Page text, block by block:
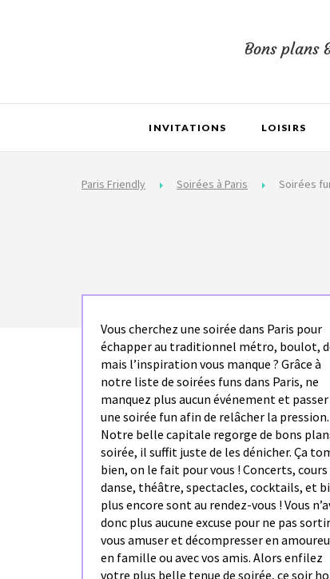
Bons plans
INVITATIONS LOISIRS
Paris Friendly Soirées à Paris Soirées
Vous cherchez une soirée dans Paris pour
échapper au traditionnel métro, boulot,
mais l’inspiration vous manque ? Grâce à
notre liste de soirées funs dans Paris, ne
manquez plus aucun événement et passer
une soirée fun afin de relâcher la pression.
Notre belle capitale regorge de bons
soirée, il suffit juste de les dénicher. Ça
bien, on le fait pour vous ! Concerts, cours
danse, théâtre, spectacles, cocktails, et
plus encore sont au rendez-vous ! Vous
donc plus aucune excuse pour ne pas sortir
vous amuser et décompresser en
en famille ou avec vos amis. Alors enfilez
votre plus belle tenue de soirée, ce soir